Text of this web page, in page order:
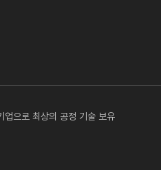
으로 최상의 공정 기술 보유